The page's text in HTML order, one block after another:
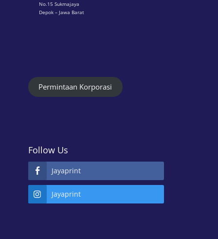
No.15 Sukmajaya
Depok – Jawa Barat
Permintaan Korporasi
Follow Us
Jayaprint
Jayaprint